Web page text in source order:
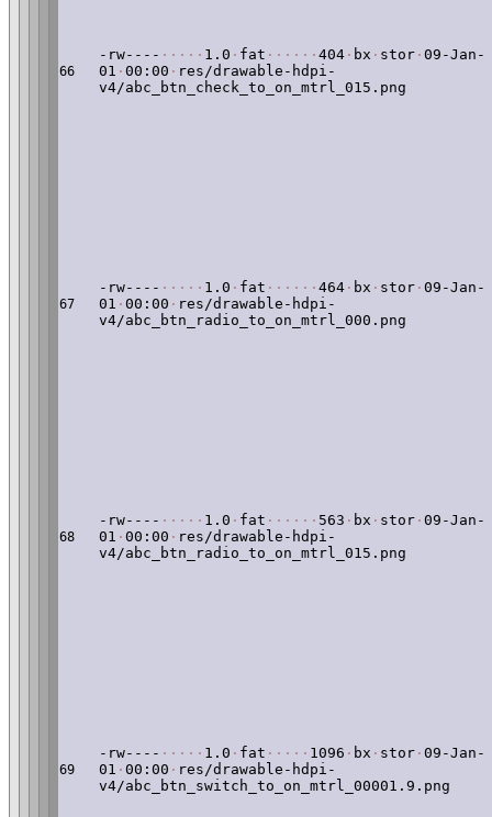
66
-rw---- · · · · · 1.0 · fat · · · · · · 404 · bx · stor · 09-Jan-
01 · 00:00 · res/drawable-hdpi-
v4/abc_btn_check_to_on_mtrl_015.png
67
-rw---- · · · · · 1.0 · fat · · · · · · 464 · bx · stor · 09-Jan-
01 · 00:00 · res/drawable-hdpi-
v4/abc_btn_radio_to_on_mtrl_000.png
68
-rw---- · · · · · 1.0 · fat · · · · · · 563 · bx · stor · 09-Jan-
01 · 00:00 · res/drawable-hdpi-
v4/abc_btn_radio_to_on_mtrl_015.png
69
-rw---- · · · · · 1.0 · fat · · · · · 1096 · bx · stor · 09-Jan-
01 · 00:00 · res/drawable-hdpi-
v4/abc_btn_switch_to_on_mtrl_00001.9.png